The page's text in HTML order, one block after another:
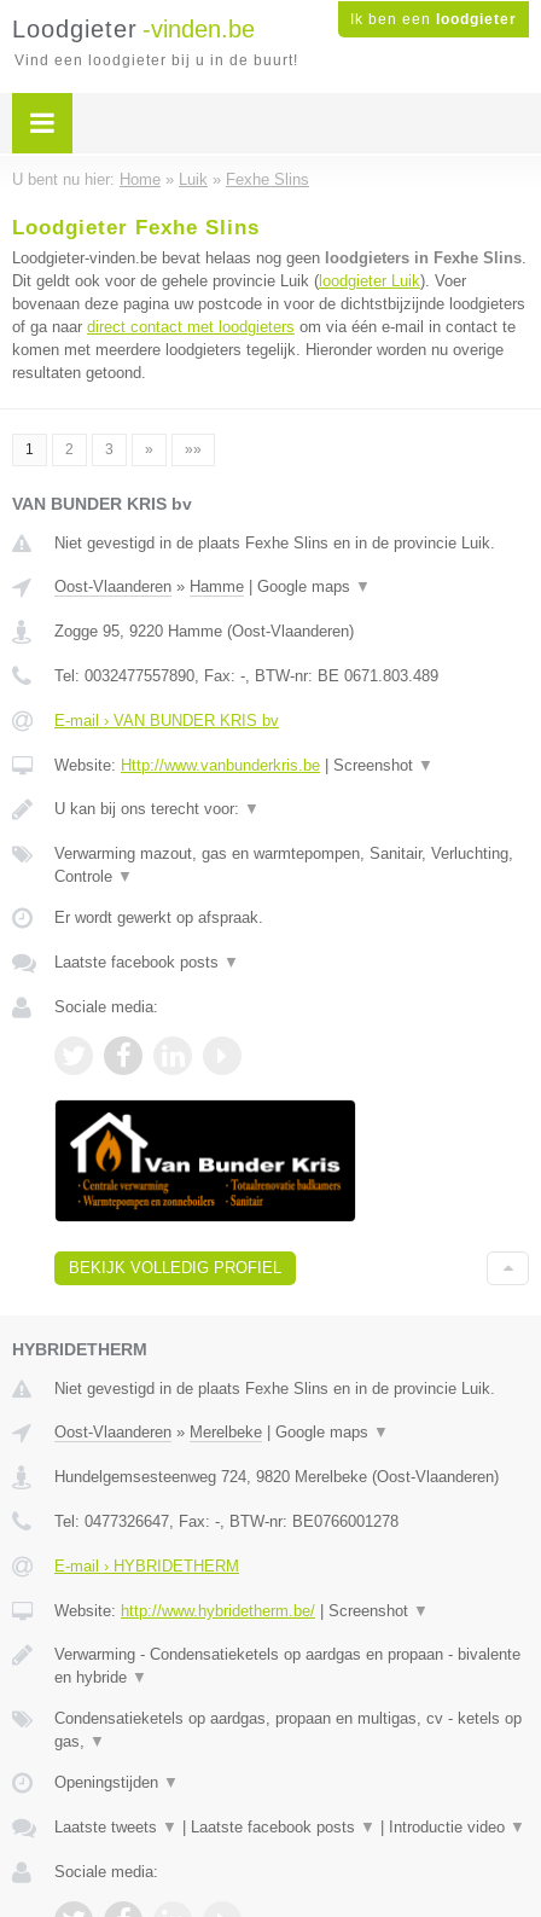
Ik ben een loodgieter
Loodgieter -vinden.be
Vind een loodgieter bij u in de buurt!
U bent nu hier: Home » Luik » Fexhe Slins
Loodgieter Fexhe Slins
Loodgieter-vinden.be bevat helaas nog geen loodgieters in Fexhe Slins.
Dit geldt ook voor de gehele provincie Luik ( loodgieter Luik). Voer
bovenaan deze pagina uw postcode in voor de dichtstbijzijnde loodgieters
of ga naar direct contact met loodgieters om via één e-mail in contact te
komen met meerdere loodgieters tegelijk. Hieronder worden nu overige
resultaten getoond.
1 2 3 » »»
VAN BUNDER KRIS bv
Niet gevestigd in de plaats Fexhe Slins en in de provincie Luik.
Oost-Vlaanderen » Hamme Google maps ▼
Zogge 95, 9220 Hamme (Oost-Vlaanderen)
Tel: 0032477557890, Fax: -, BTW-nr: BE 0671.803.489
E-mail › VAN BUNDER KRIS bv
Website: Http://www.vanbunderkris.be Screenshot ▼
U kan bij ons terecht voor: ▼
Verwarming mazout, gas en warmtepompen, Sanitair, Verluchting,
Controle ▼
Er wordt gewerkt op afspraak.
Laatste facebook posts ▼
Sociale media:
BEKIJK VOLLEDIG PROFIEL
HYBRIDETHERM
Niet gevestigd in de plaats Fexhe Slins en in de provincie Luik.
Oost-Vlaanderen » Merelbeke Google maps ▼
Hundelgemsesteenweg 724, 9820 Merelbeke (Oost-Vlaanderen)
Tel: 0477326647, Fax: -, BTW-nr: BE0766001278
E-mail › HYBRIDETHERM
Website: http://www.hybridetherm.be/ Screenshot ▼
Verwarming - Condensatieketels op aardgas en propaan - bivalente
en hybride ▼
Condensatieketels op aardgas, propaan en multigas, cv - ketels op
gas, ▼
Openingstijden ▼
Laatste tweets ▼ Laatste facebook posts ▼ Introductie video ▼
Sociale media: